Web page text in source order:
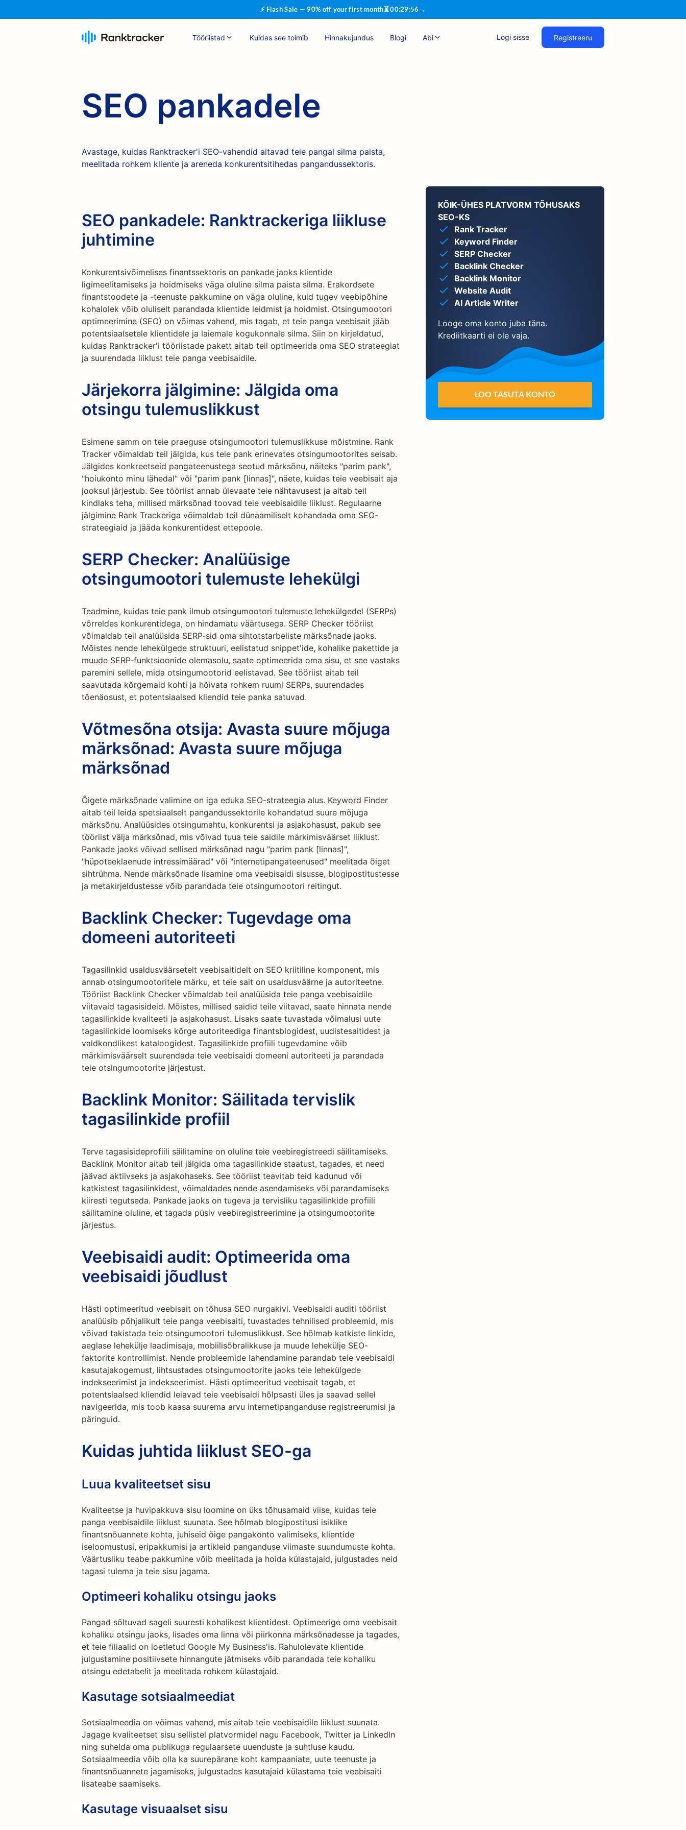
⚡ Flash Sale — 90% off your first month⏳00:29:55 →
Tööriistad Kuidas see toimib Hinnakujundus Blogi Abi Logi sisse Registreeru
SEO pankadele
Avastage, kuidas Ranktracker'i SEO-vahendid aitavad teie pangal silma paista,
meelitada rohkem kliente ja areneda konkurentsitihedas pangandussektoris.
SEO pankadele: Ranktrackeriga liikluse
juhtimine
Konkurentsivõimelises finantssektoris on pankade jaoks klientide
ligimeelitamiseks ja hoidmiseks väga oluline silma paista silma. Erakordsete
finantstoodete ja -teenuste pakkumine on väga oluline, kuid tugev veebipõhine
kohalolek võib oluliselt parandada klientide leidmist ja hoidmist. Otsingumootori
optimeerimine (SEO) on võimas vahend, mis tagab, et teie panga veebisait jääb
potentsiaalsetele klientidele ja laiemale kogukonnale silma. Siin on kirjeldatud,
kuidas Ranktracker'i tööriistade pakett aitab teil optimeerida oma SEO strateegiat
ja suurendada liiklust teie panga veebisaidile.
Järjekorra jälgimine: Jälgida oma
otsingu tulemuslikkust
Esimene samm on teie praeguse otsingumootori tulemuslikkuse mõistmine. Rank
Tracker võimaldab teil jälgida, kus teie pank erinevates otsingumootorites seisab.
Jälgides konkreetseid pangateenustega seotud märksõnu, näiteks "parim pank",
"hoiukonto minu lähedal" või "parim pank [linnas]", näete, kuidas teie veebisait aja
jooksul järjestub. See tööriist annab ülevaate teie nähtavusest ja aitab teil
kindlaks teha, millised märksõnad toovad teie veebisaidile liiklust. Regulaarne
jälgimine Rank Trackeriga võimaldab teil dünaamiliselt kohandada oma SEO-
strateegiaid ja jääda konkurentidest ettepoole.
SERP Checker: Analüüsige
otsingumootori tulemuste lehekülgi
Teadmine, kuidas teie pank ilmub otsingumootori tulemuste lehekülgedel (SERPs)
võrreldes konkurentidega, on hindamatu väärtusega. SERP Checker tööriist
võimaldab teil analüüsida SERP-sid oma sihtotstarbeliste märksõnade jaoks.
Mõistes nende lehekülgede struktuuri, eelistatud snippet'ide, kohalike pakettide ja
muude SERP-funktsioonide olemasolu, saate optimeerida oma sisu, et see vastaks
paremini sellele, mida otsingumootorid eelistavad. See tööriist aitab teil
saavutada kõrgemaid kohti ja hõivata rohkem ruumi SERPs, suurendades
tõenäosust, et potentsiaalsed kliendid teie panka satuvad.
Võtmesõna otsija: Avasta suure mõjuga
märksõnad: Avasta suure mõjuga
märksõnad
Õigete märksõnade valimine on iga eduka SEO-strateegia alus. Keyword Finder
aitab teil leida spetsiaalselt pangandussektorile kohandatud suure mõjuga
märksõnu. Analüüsides otsingumahtu, konkurentsi ja asjakohasust, pakub see
tööriist välja märksõnad, mis võivad tuua teie saidile märkimisväärset liiklust.
Pankade jaoks võivad sellised märksõnad nagu "parim pank [linnas]",
"hüpoteeklaenude intressimäärad" või "internetipangateenused" meelitada õiget
sihtrühma. Nende märksõnade lisamine oma veebisaidi sisusse, blogipostitustesse
ja metakirjeldustesse võib parandada teie otsingumootori reitingut.
Backlink Checker: Tugevdage oma
domeeni autoriteeti
Tagasilinkid usaldusväärsetelt veebisaitidelt on SEO kriitiline komponent, mis
annab otsingumootoritele märku, et teie sait on usaldusväärne ja autoriteetne.
Tööriist Backlink Checker võimaldab teil analüüsida teie panga veebisaidile
viitavaid tagasisideid. Mõistes, millised saidid teile viitavad, saate hinnata nende
tagasilinkide kvaliteeti ja asjakohasust. Lisaks saate tuvastada võimalusi uute
tagasilinkide loomiseks kõrge autoriteediga finantsblogidest, uudistesaitidest ja
valdkondlikest kataloogidest. Tagasilinkide profiili tugevdamine võib
märkimisväärselt suurendada teie veebisaidi domeeni autoriteeti ja parandada
teie otsingumootorite järjestust.
Backlink Monitor: Säilitada tervislik
tagasilinkide profiil
Terve tagasisideprofiili säilitamine on oluline teie veebiregistreedi säilitamiseks.
Backlink Monitor aitab teil jälgida oma tagasilinkide staatust, tagades, et need
jäävad aktiivseks ja asjakohaseks. See tööriist teavitab teid kadunud või
katkistest tagasilinkidest, võimaldades nende asendamiseks või parandamiseks
kiiresti tegutseda. Pankade jaoks on tugeva ja tervisliku tagasilinkide profiili
säilitamine oluline, et tagada püsiv veebiregistreerimine ja otsingumootorite
järjestus.
Veebisaidi audit: Optimeerida oma
veebisaidi jõudlust
Hästi optimeeritud veebisait on tõhusa SEO nurgakivi. Veebisaidi auditi tööriist
analüüsib põhjalikult teie panga veebisaiti, tuvastades tehnilised probleemid, mis
võivad takistada teie otsingumootori tulemuslikkust. See hõlmab katkiste linkide,
aeglase lehekülje laadimisaja, mobiilisõbralikkuse ja muude lehekülje SEO-
faktorite kontrollimist. Nende probleemide lahendamine parandab teie veebisaidi
kasutajakogemust, lihtsustades otsingumootorite jaoks teie lehekülgede
indekseerimist ja indekseerimist. Hästi optimeeritud veebisait tagab, et
potentsiaalsed kliendid leiavad teie veebisaidi hõlpsasti üles ja saavad sellel
navigeerida, mis toob kaasa suurema arvu internetipanganduse registreerumisi ja
päringuid.
Kuidas juhtida liiklust SEO-ga
Luua kvaliteetset sisu
Kvaliteetse ja huvipakkuva sisu loomine on üks tõhusamaid viise, kuidas teie
panga veebisaidile liiklust suunata. See hõlmab blogipostitusi isiklike
finantsnõuannete kohta, juhiseid õige pangakonto valimiseks, klientide
iseloomustusi, eripakkumisi ja artikleid panganduse viimaste suundumuste kohta.
Väärtusliku teabe pakkumine võib meelitada ja hoida külastajaid, julgustades neid
tagasi tulema ja teie sisu jagama.
Optimeeri kohaliku otsingu jaoks
Pangad sõltuvad sageli suuresti kohalikest klientidest. Optimeerige oma veebisait
kohaliku otsingu jaoks, lisades oma linna või piirkonna märksõnadesse ja tagades,
et teie filiaalid on loetletud Google My Business'is. Rahulolevate klientide
julgustamine positiivsete hinnangute jätmiseks võib parandada teie kohaliku
otsingu edetabelit ja meelitada rohkem külastajaid.
Kasutage sotsiaalmeediat
Sotsiaalmeedia on võimas vahend, mis aitab teie veebisaidile liiklust suunata.
Jagage kvaliteetset sisu sellistel platvormidel nagu Facebook, Twitter ja LinkedIn
ning suhelda oma publikuga regulaarsete uuenduste ja suhtluse kaudu.
Sotsiaalmeedia võib olla ka suurepärane koht kampaaniate, uute teenuste ja
finantsnõuannete jagamiseks, julgustades kasutajaid külastama teie veebisaiti
lisateabe saamiseks.
Kasutage visuaalset sisu
KÕIK-ÜHES PLATVORM TÕHUSAKS
SEO-KS
Rank Tracker
Keyword Finder
SERP Checker
Backlink Checker
Backlink Monitor
Website Audit
AI Article Writer
Looge oma konto juba täna.
Krediitkaarti ei ole vaja.
LOO TASUTA KONTO